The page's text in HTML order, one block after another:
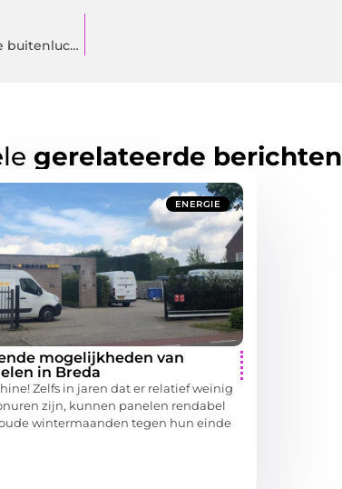
Exalto Hoveniers bied je de mooiste mogelijkheden om lekker in de buitenlucht te kunnen genieten
gerelateerde berichten
ENERGIE
mogelijkheden van
in Breda
Zelfs in jaren dat er relatief weinig
zijn, kunnen panelen rendabel
wintermaanden tegen hun einde